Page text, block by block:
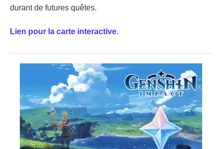
durant de futures quêtes.
Lien pour la carte interactive.